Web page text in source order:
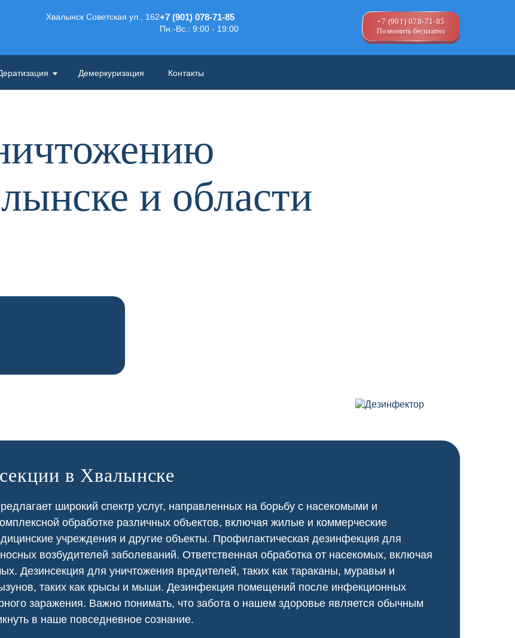
Хвалынск Советская ул., 162+7 (901) 078-71-85
Пн.-Вс.: 9:00 - 19:00
+7 (901) 078-71-85
Позвонить бесплатно
Демеркуризация Контакты
и области
в Хвалынске
широкий спектр услуг, направленных на борьбу с насекомыми и
обработке различных объектов, включая жилые и коммерческие
учреждения и другие объекты. Профилактическая дезинфекция для
возбудителей заболеваний. Ответственная обработка от насекомых, включая
Дезинсекция для уничтожения вредителей, таких как тараканы, муравьи и
таких как крысы и мыши. Дезинфекция помещений после инфекционных
заражения. Важно понимать, что забота о нашем здоровье является обычным
в наше повседневное сознание.